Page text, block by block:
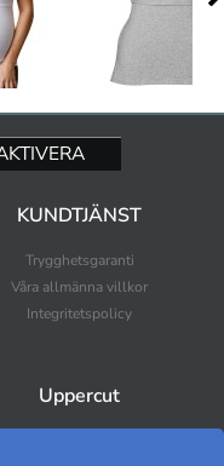
KUNDTJÄNST
Trygghetsgaranti
Våra allmänna villkor
Integritetspolicy
Uppercut